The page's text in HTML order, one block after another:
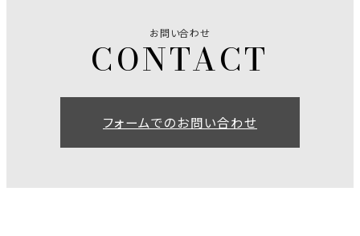
お問い合わせ
フォームでのお問い合わせ